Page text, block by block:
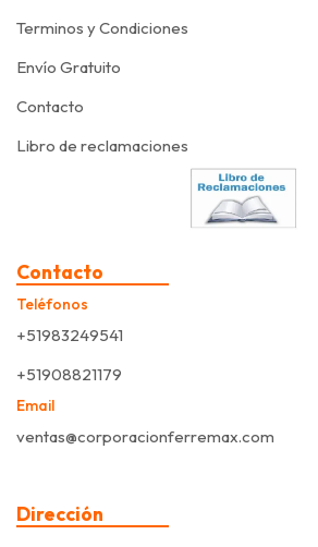
Terminos y Condiciones
Envío Gratuito
Contacto
Libro de reclamaciones
Contacto
Teléfonos
+51983249541
+51908821179
Email
ventas@corporacionferremax.com
Dirección